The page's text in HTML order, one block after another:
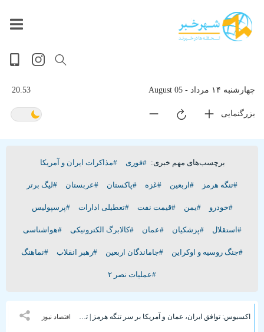
چهارشنبه ۱۴ مرداد - 05 August 20.53
بزرگنمایی
پربیننده‌ترین
اخبار
آخرین
اخبار
پخش
زنده
داغ
ترین
سیاسی
ورزشی
اقتصادی
حوادث
گوناگون
تصویری
سلامت
جهان
فرهنگی
ویدیویی
بازار
برچسب‌های مهم خبری: #فوری #مذاکرات ایران و آمریکا
#تنگه هرمز #اربعین #غزه #پاکستان #عربستان #لیگ برتر
#خودرو #یمن #قیمت نفت #تعطیلی ادارات #پرسپولیس
#استقلال #پزشکیان #عمان #کالابرگ الکترونیکی #هواشناسی
#جنگ روسیه و اوکراین #جاماندگان اربعین #رهبر انقلاب #نماهنگ
#عملیات نصر ۲
اقتصاد نیوز اکسیوس: توافق ایران، عمان و آمریکا بر سر تنگه هرمز | توافق نیاز به تایید رهبری دارد | ویتکاف با عراقچی در تماس بود | از خط میانی تنگه برای ورود و خروج کشتی‌ها استفاده خواهد شد